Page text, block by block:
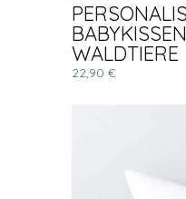
WALDTIERE
22,90 €